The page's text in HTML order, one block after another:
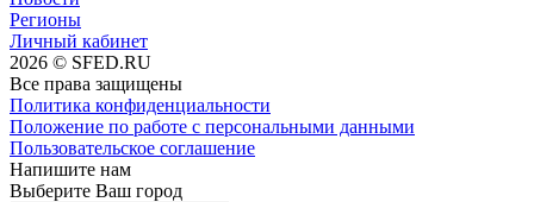
Регионы
Личный кабинет
2026 © SFED.RU
Все права защищены
Политика конфиденциальности
Положение по работе с персональными данными
Пользовательское соглашение
Напишите нам
Выберите Ваш город